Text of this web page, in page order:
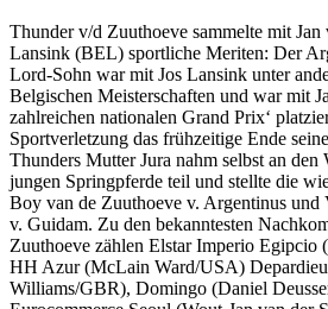
Thunder v/d Zuuthoeve sammelte mit
Lansink (BEL) sportliche Meriten: Der
Lord-Sohn war mit Jos Lansink unter
Belgischen Meisterschaften und war mit
zahlreichen nationalen Grand Prix‘
Sportverletzung das frühzeitige Ende
Thunders Mutter Jura nahm selbst an den
jungen Springpferde teil und stellte die
Boy van de Zuuthoeve v. Argentinus und
v. Guidam. Zu den bekanntesten
Zuuthoeve zählen Elstar Imperio Egipcio
HH Azur (McLain Ward/USA)
Williams/GBR), Domingo (Daniel